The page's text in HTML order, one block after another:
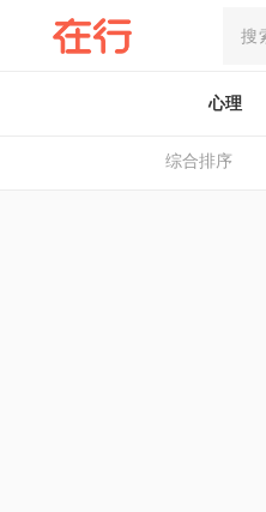
心理
综合排序